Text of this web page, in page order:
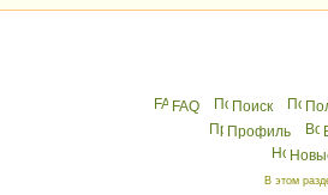
FAQ Поиск
Профиль
В этом